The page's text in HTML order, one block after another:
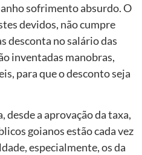
sofrimento absurdo. O
devidos, não cumpre
desconta no salário das
inventadas manobras,
para que o desconto seja
desde a aprovação da taxa,
goianos estão cada vez
especialmente, os da